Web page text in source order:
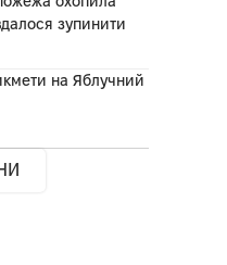
зупинити
на Яблучний